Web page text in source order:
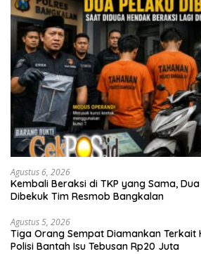
Agustus 6, 2026
Kembali Beraksi di TKP yang Sama,
Dibekuk Tim Resmob Bangkalan
Agustus 5, 2026
Tiga Orang Sempat Diamankan Terkait
Polisi Bantah Isu Tebusan Rp20 Juta